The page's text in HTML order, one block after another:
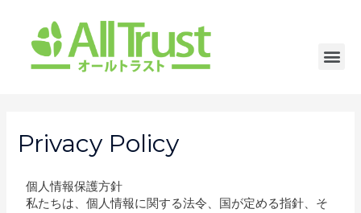
Privacy Policy
個人情報保護方針
私たちは、個人情報に関する法令、国が定める指針、そ